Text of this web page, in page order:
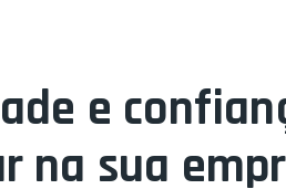
e
na sua